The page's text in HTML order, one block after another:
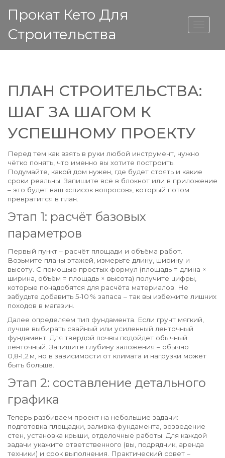
Прокат Кето Для
Строительства
ВЫСОТА ДОМА
ПЛАН СТРОИТЕЛЬСТВА:
ШАГ ЗА ШАГОМ К
УСПЕШНОМУ ПРОЕКТУ
Перед тем как взять в руки любой инструмент, нужно
чётко понять, что именно вы хотите построить.
Подумайте, какой дом нужен, где будет стоять и какие
сроки реальны. Запишите всё в блокнот или в приложение
– это будет ваш «список вопросов», который потом
превратится в план.
Этап 1: расчёт базовых
параметров
Первый пункт – расчёт площади и объёма работ.
Возьмите планы этажей, измерьте длину, ширину и
высоту. С помощью простых формул (площадь = длина ×
ширина, объём = площадь × высота) получите цифры,
которые понадобятся для расчёта материалов. Не
забудьте добавить 5‑10 % запаса – так вы избежите лишних
походов в магазин.
Далее определяем тип фундамента. Если грунт мягкий,
лучше выбирать свайный или усиленный ленточный
фундамент. Для твёрдой почвы подойдет обычный
ленточный. Запишите глубину заложения – обычно
0,8‑1,2 м, но в зависимости от климата и нагрузки может
быть больше.
Этап 2: составление детального
графика
Теперь разбиваем проект на небольшие задачи:
подготовка площадки, заливка фундамента, возведение
стен, установка крыши, отделочные работы. Для каждой
задачи укажите ответственного (вы, подрядчик, аренда
техники) и срок выполнения. Практический совет –